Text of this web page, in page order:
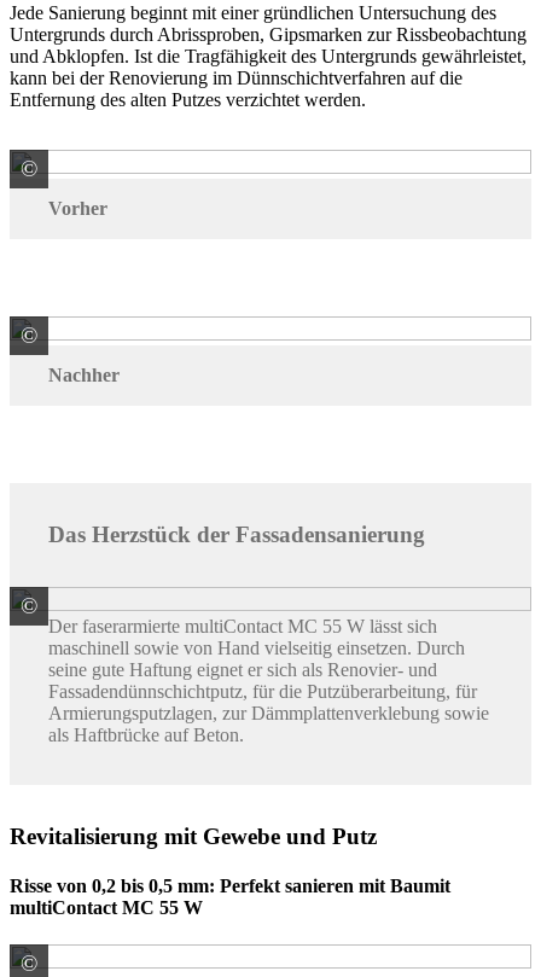
Jede Sanierung beginnt mit einer gründlichen Untersuchung des
Untergrunds durch Abrissproben, Gipsmarken zur Rissbeobachtung
und Abklopfen. Ist die Tragfähigkeit des Untergrunds gewährleistet,
kann bei der Renovierung im Dünnschicht­ver­fahren auf die
Entfernung des alten Putzes verzichtet werden.
©
Baumit GmbH
Vorher
©
© Fotograf Olaf Martens
Nachher
Das Herzstück der Fassadensanierung
©
Baumit GmbH
Der faserarmierte multiContact MC 55 W lässt sich
maschinell sowie von Hand vielseitig einsetzen. Durch
seine gute Haftung eignet er sich als Renovier- und
Fassadendünnschichtputz, für die Putzüberarbeitung, für
Armierungsputzlagen, zur Dämmplattenverklebung sowie
als Haft­brücke auf Beton.
Revitalisierung mit Gewebe und Putz
Risse von 0,2 bis 0,5 mm: Perfekt sanieren mit Baumit
multiContact MC 55 W
©
Baumit GmbH